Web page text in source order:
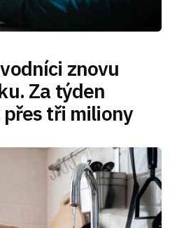
znovu
Za týden
tři miliony